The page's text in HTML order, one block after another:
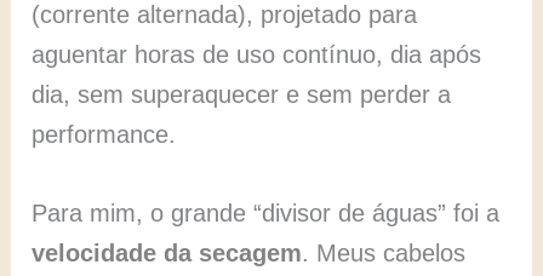
(corrente alternada), projetado para
aguentar horas de uso contínuo, dia após
dia, sem superaquecer e sem perder a
performance.
Para mim, o grande “divisor de águas” foi a
velocidade da secagem. Meus cabelos